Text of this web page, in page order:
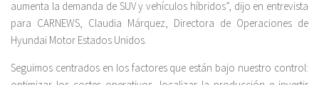
aumenta la demanda de SUV y vehículos híbridos”, dijo en entrevista
para CARNEWS, Claudia Márquez, Directora de Operaciones de
Hyundai Motor Estados Unidos.
Seguimos centrados en los factores que están bajo nuestro control: